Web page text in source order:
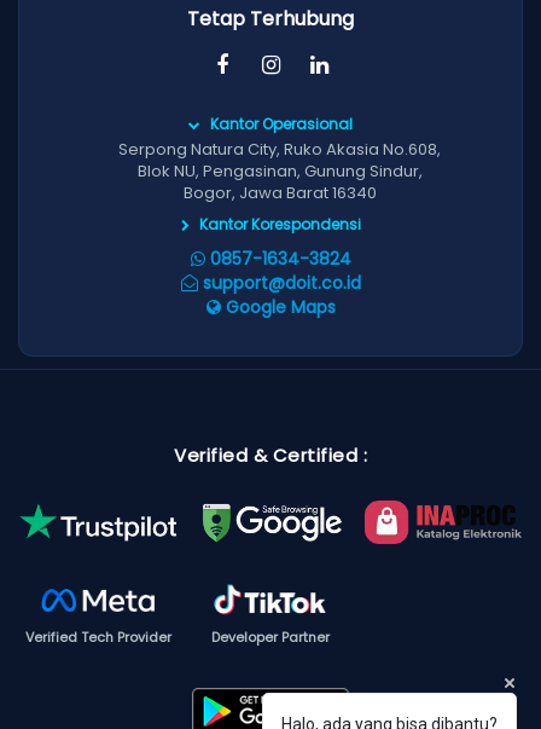
Halo, ada yang bisa dibantu?
Tetap Terhubung
Kantor Operasional
Serpong Natura City, Ruko Akasia No.608,
Blok NU, Pengasinan, Gunung Sindur,
Bogor, Jawa Barat 16340
Kantor Korespondensi
0857-1634-3824
support@doit.co.id
Google Maps
Verified & Certified :
Verified Tech Provider Developer Partner